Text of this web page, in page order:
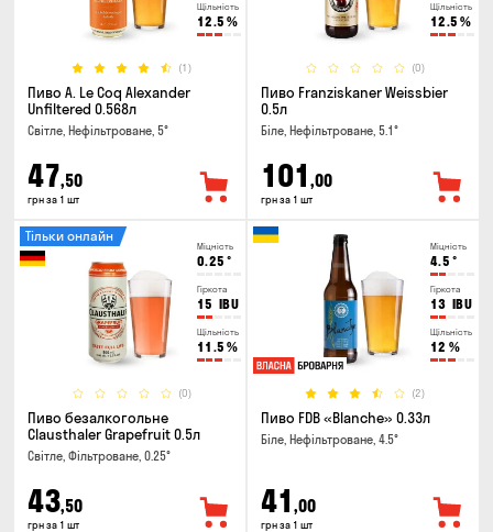
Щільність
12.5 %
(1)
Пиво A. Le Coq Alexander
Unfiltered 0.568л
Світле, Нефільтроване, 5°
47,50
грн за 1 шт
Щільність
12.5 %
(0)
Пиво Franziskaner Weissbier
0.5л
Біле, Нефільтроване, 5.1°
101 ,00
грн за 1 шт
Міцність
0.25 °
Гіркота
15 IBU
Щільність
11.5 %
(0)
Тільки онлайн
Пиво безалкогольне
Clausthaler Grapefruit 0.5л
Світле, Фільтроване, 0.25°
43,50
грн за 1 шт
Міцність
4.5 °
Гіркота
13 IBU
Щільність
12 %
(2)
Пиво FDB «Blanche» 0.33л
Біле, Нефільтроване, 4.5°
41 ,00
грн за 1 шт